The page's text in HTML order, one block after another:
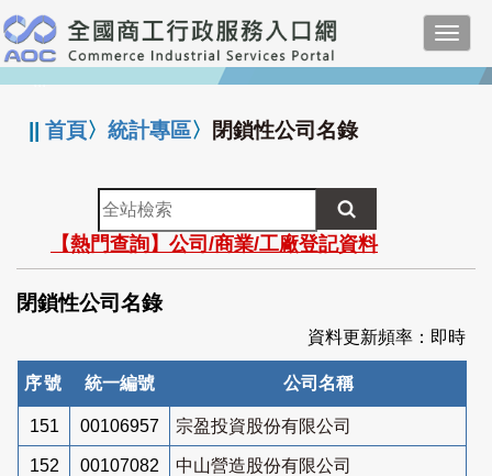
跳
到
主
要
:::
||首頁〉統計專區〉 閉鎖性公司名錄
全
站
檢
索
【熱門查詢】公司/商業/工廠登記資料
閉鎖性公司名錄
資料更新頻率：即時
序號 統一編號 公司名稱
151 00106957 宗盈投資股份有限公司
152 00107082 中山營造股份有限公司